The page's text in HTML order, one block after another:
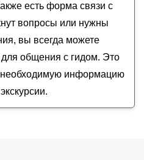
есть форма связи с
вопросы или нужны
вы всегда можете
общения с гидом. Это
необходимую информацию